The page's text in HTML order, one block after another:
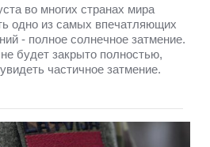
во многих странах мира
одно из самых впечатляющих
- полное солнечное затмение.
будет закрыто полностью,
частичное затмение.